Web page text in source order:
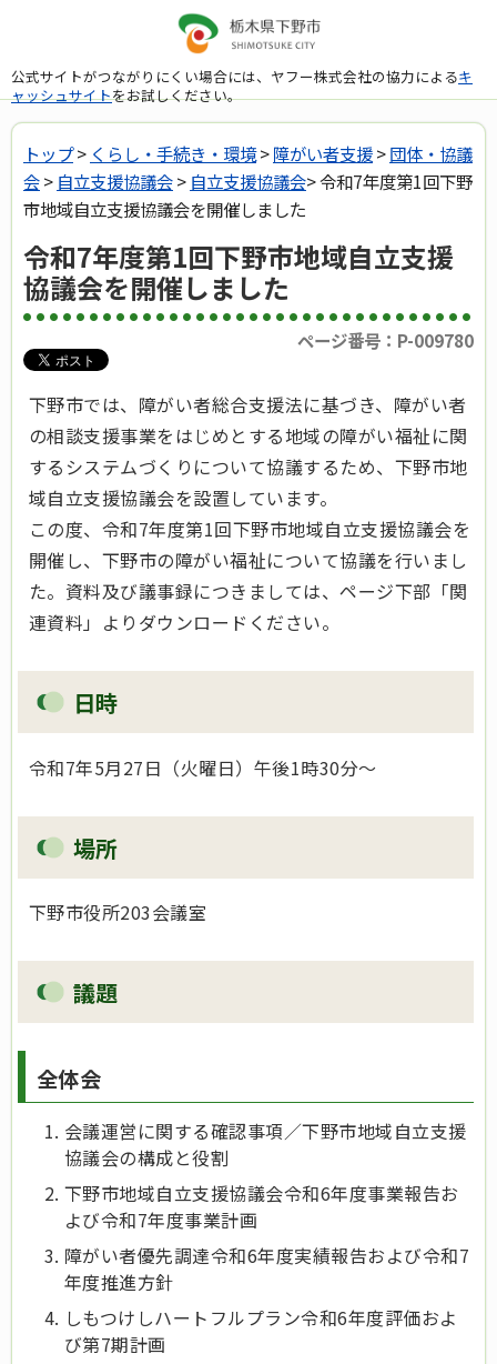
公式サイトがつながりにくい場合には、ヤフー株式会社の協力によるキ
ャッシュサイトをお試しください。
トップ> くらし・手続き・環境>障がい者支援>団体・協議
会> 自立支援協議会> 自立支援協議会> 令和7年度第1回下野
市地域自立支援協議会を開催しました
令和7年度第1回下野市地域自立支援
協議会を開催しました
ページ番号：P-009780
下野市では、障がい者総合支援法に基づき、障がい者
の相談支援事業をはじめとする地域の障がい福祉に関
するシステムづくりについて協議するため、下野市地
域自立支援協議会を設置しています。
この度、令和7年度第1回下野市地域自立支援協議会を
開催し、下野市の障がい福祉について協議を行いまし
た。資料及び議事録につきましては、ページ下部「関
連資料」よりダウンロードください。
日時
令和7年5月27日（火曜日）午後1時30分～
場所
下野市役所203会議室
議題
全体会
会議運営に関する確認事項／下野市地域自立支援
協議会の構成と役割
下野市地域自立支援協議会令和6年度事業報告お
よび令和7年度事業計画
障がい者優先調達令和6年度実績報告および令和7
年度推進方針
しもつけしハートフルプラン令和6年度評価およ
び第7期計画